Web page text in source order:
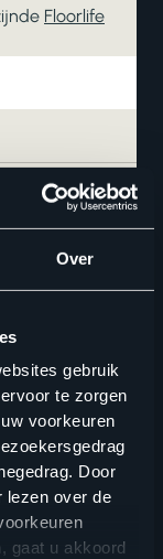
Over
gebruik
te zorgen
voorkeuren
Door
lezen over de
gaat u akkoord
Floorlife
jouw vloer